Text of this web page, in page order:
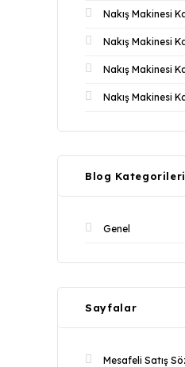
Nakış Makinesi
Nakış Makinesi
Nakış Makinesi
Nakış Makinesi
Blog Kategorileri
Genel
Sayfalar
Mesafeli Satış